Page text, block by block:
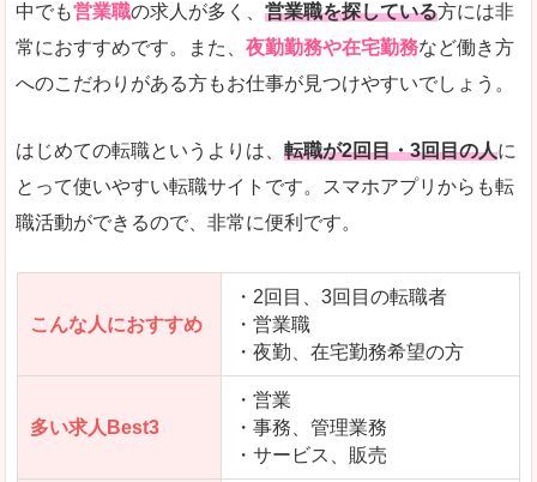
求人数が少ないので、逆に探しやすいといった一
求人を含んだページを見てみる
中でも営業職の求人が多く、 営業職を探している方には非
常におすすめです。また、 夜勤勤務や在宅勤務など働き方
へのこだわりがある方もお仕事が見つけやすいでしょう。
はじめての転職というよりは、 転職が2回目・3回目の人に
とって使いやすい転職サイトです。スマホアプリからも転
職活動ができるので、非常に便利です。
こんな人におすすめ
・2回目、3回目の転職者
・営業職
・夜勤、在宅勤務希望の方
多い求人Best3
・営業
・事務、管理業務
・サービス、販売